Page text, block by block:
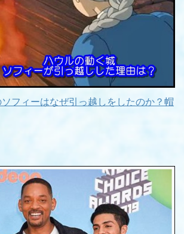
フィーはなぜ引っ越しをしたのか？帽